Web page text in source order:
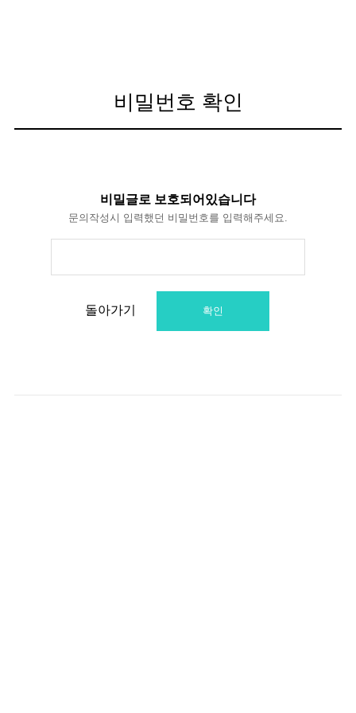
비밀번호 확인
비밀글로 보호되어있습니다
문의작성시 입력했던 비밀번호를 입력해주세요.
돌아가기